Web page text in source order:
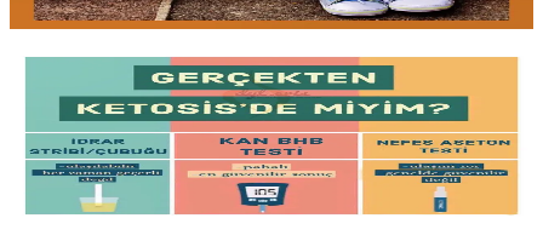
Yazıyı oku 2 dk okuma
Keton Ölçüm Yolları
İdrar strip'i, kan cihazı veyanefes ölçer: keton ölçümünün üç
yöntemi, her birinin doğruluk oranı, maliyeti ve keto uygulayan
herkesin bu ölçümü gerçekten yapmasıgerekip gerekmediği.
Yazıyı oku 6 dk okuma